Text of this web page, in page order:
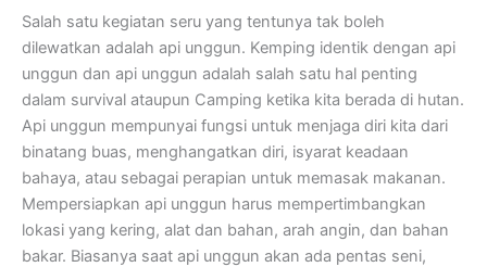
Salah satu kegiatan seru yang tentunya tak boleh
dilewatkan adalah api unggun. Kemping identik dengan api
unggun dan api unggun adalah salah satu hal penting
dalam survival ataupun Camping ketika kita berada di hutan.
Api unggun mempunyai fungsi untuk menjaga diri kita dari
binatang buas, menghangatkan diri, isyarat keadaan
bahaya, atau sebagai perapian untuk memasak makanan.
Mempersiapkan api unggun harus mempertimbangkan
lokasi yang kering, alat dan bahan, arah angin, dan bahan
bakar. Biasanya saat api unggun akan ada pentas seni,